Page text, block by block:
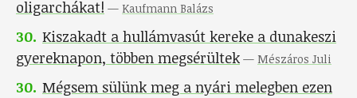
oligarchákat! — Kaufmann Balázs
30. Kiszakadt a hullámvasút kereke a dunakeszi
gyereknapon, többen megsérültek — Mészáros Juli
30. Mégsem sülünk meg a nyári melegben ezen